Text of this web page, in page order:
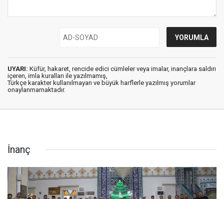
UYARI: Küfür, hakaret, rencide edici cümleler veya imalar, inançlara saldırı
içeren, imla kuralları ile yazılmamış,
Türkçe karakter kullanılmayan ve büyük harflerle yazılmış yorumlar
onaylanmamaktadır.
İnanç